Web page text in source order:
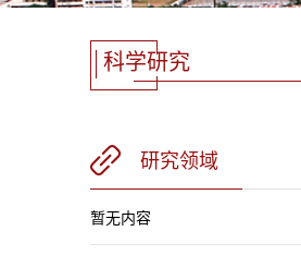
科学研究
研究领域
暂无内容